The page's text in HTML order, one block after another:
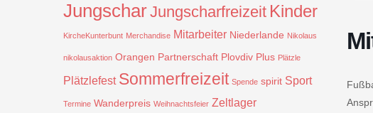
JungscharJungscharfreizeit Kinder
KircheKunterbunt Merchandise Mitarbeiter Niederlande Nikolaus
nikolausaktion Orangen Partnerschaft Plovdiv Plus Plätzle
Plätzlefest Sommerfreizeit Spende spirit Sport
Termine Wanderpreis Weihnachtsfeier Zeltlager